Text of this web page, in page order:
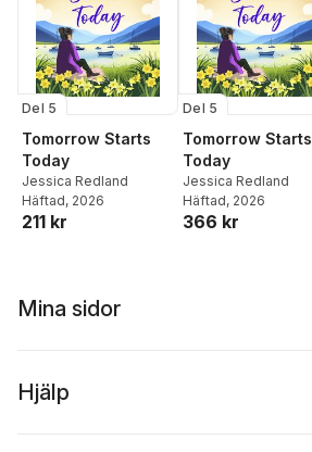
Del 5
Tomorrow Starts
Today
Jessica Redland
Häftad, 2026
211 kr
Del 5
Tomorrow Starts
Today
Jessica Redland
Häftad, 2026
366 kr
Mina sidor
Hjälp